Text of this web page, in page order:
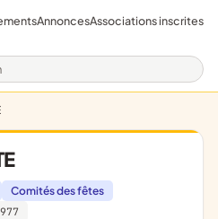
AnnoncesAssociations inscrites
Comités des fêtes